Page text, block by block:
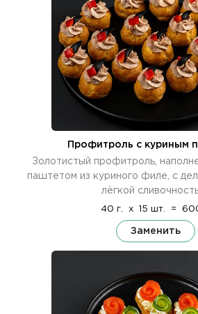
Профитроль с куриным
Золотистый профитроль,
паштетом из куриного филе, с
лёгкой
40 г. x 15 шт. =
Заменить